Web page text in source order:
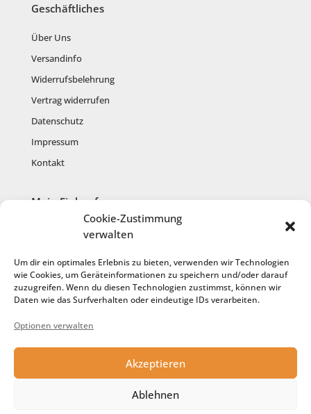
Cookie-Zustimmung
verwalten
Um dir ein optimales Erlebnis zu bieten, verwenden wir Technologien
wie Cookies, um Geräteinformationen zu speichern und/oder darauf
zuzugreifen. Wenn du diesen Technologien zustimmst, können wir
Daten wie das Surfverhalten oder eindeutige IDs verarbeiten.
Optionen verwalten
Akzeptieren
Ablehnen
Geschäftliches
Über Uns
Versandinfo
Widerrufsbelehrung
Vertrag widerrufen
Datenschutz
Impressum
Kontakt
Mein Einkauf
Kasse
Anmelden